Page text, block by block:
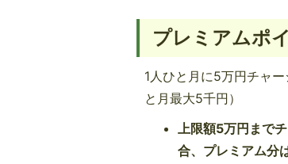
プレミアムポ
1人ひと月に5万円チャ
と月最大5千円）
上限額5万円まで
合、プレミアム分